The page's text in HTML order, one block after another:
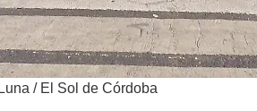
/ El Sol de Córdoba